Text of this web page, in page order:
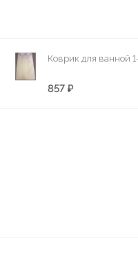
Коврик для ванной
857 ₽